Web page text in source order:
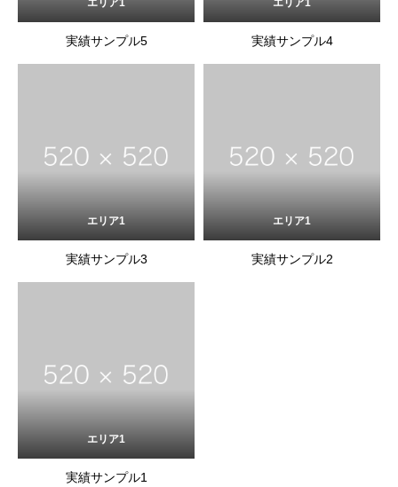
エリア1
実績サンプル5
エリア1
実績サンプル4
エリア1
実績サンプル3
エリア1
実績サンプル2
エリア1
実績サンプル1